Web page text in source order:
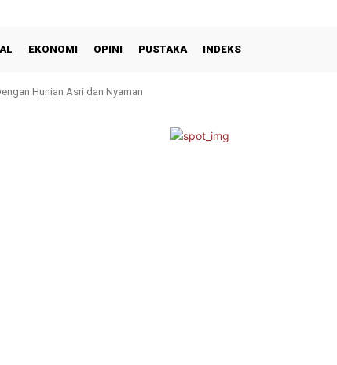
EKONOMI OPINI PUSTAKA INDEKS
Hunian Asri dan Nyaman
Paskibra, Camat Lima Kaum Diduga Abaikan Prinsip Pembinaan dan